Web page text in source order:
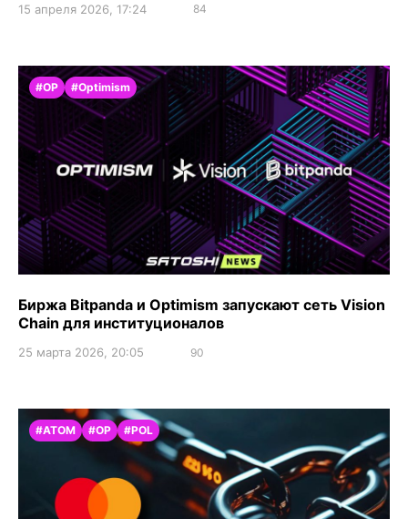
15 апреля 2026, 17:24 84
#OP #Optimism
Биржа Bitpanda и Optimism запускают сеть Vision
Chain для институционалов
25 марта 2026, 20:05 90
#ATOM #OP #POL